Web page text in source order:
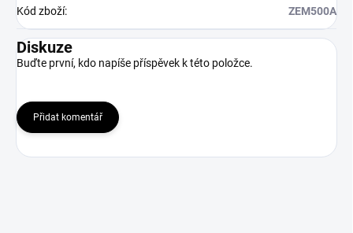
Kód zboží: ZEM500A
Diskuze
Buďte první, kdo napíše příspěvek k této položce.
Přidat komentář